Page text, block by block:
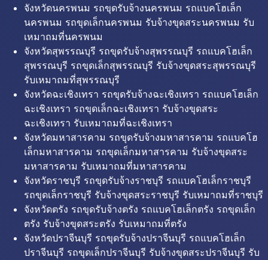
จังหวัดนครพนม รถขุดรับจ้างนครพนม รถแบคโฮเล็ก
นครพนม รถขุดเล็กนครพนม รับจ้างขุดสระนครพนม รับ
เหมาถมที่นครพนม
จังหวัดสุพรรณบุรี รถขุดรับจ้างสุพรรณบุรี รถแบคโฮเล็ก
สุพรรณบุรี รถขุดเล็กสุพรรณบุรี รับจ้างขุดสระสุพรรณบุรี
รับเหมาถมที่สุพรรณบุรี
จังหวัดฉะเชิงเทรา รถขุดรับจ้างฉะเชิงเทรา รถแบคโฮเล็ก
ฉะเชิงเทรา รถขุดเล็กฉะเชิงเทรา รับจ้างขุดสระ
ฉะเชิงเทรา รับเหมาถมที่ฉะเชิงเทรา
จังหวัดมหาสารคาม รถขุดรับจ้างมหาสารคาม รถแบคโฮ
เล็กมหาสารคาม รถขุดเล็กมหาสารคาม รับจ้างขุดสระ
มหาสารคาม รับเหมาถมที่มหาสารคาม
จังหวัดราชบุรี รถขุดรับจ้างราชบุรี รถแบคโฮเล็กราชบุรี
รถขุดเล็กราชบุรี รับจ้างขุดสระราชบุรี รับเหมาถมที่ราชบุรี
จังหวัดตรัง รถขุดรับจ้างตรัง รถแบคโฮเล็กตรัง รถขุดเล็ก
ตรัง รับจ้างขุดสระตรัง รับเหมาถมที่ตรัง
จังหวัดปราจีนบุรี รถขุดรับจ้างปราจีนบุรี รถแบคโฮเล็ก
ปราจีนบุรี รถขุดเล็กปราจีนบุรี รับจ้างขุดสระปราจีนบุรี รับ